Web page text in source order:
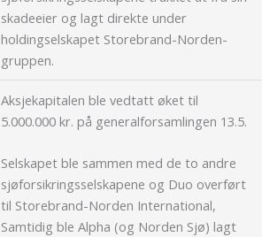
skadeeier og lagt direkte under
holdingselskapet Storebrand-Norden-
gruppen.
Aksjekapitalen ble vedtatt øket til
5.000.000 kr. på generalforsamlingen 13.5.
Selskapet ble sammen med de to andre
sjøforsikringsselskapene og Duo overført
til Storebrand-Norden International,
Samtidig ble Alpha (og Norden Sjø) lagt